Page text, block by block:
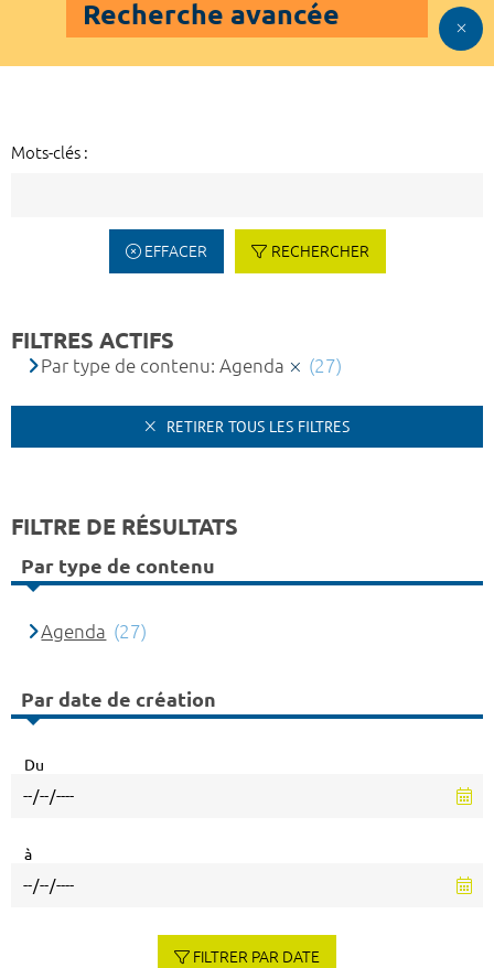
Recherche avancée
Mots-clés :
EFFACER RECHERCHER
FILTRES ACTIFS
Par type de contenu: Agenda (27)
RETIRER TOUS LES FILTRES
FILTRE DE RÉSULTATS
Par type de contenu
Agenda (27)
Par date de création
Du
à
FILTRER PAR DATE